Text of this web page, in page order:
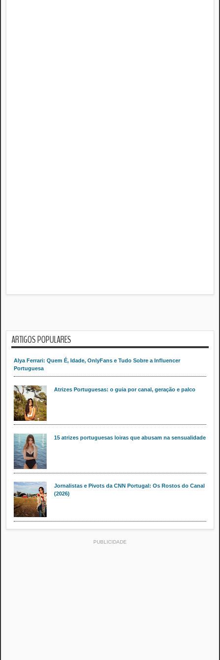
ARTIGOS POPULARES
Alya Ferrari: Quem É, Idade, OnlyFans e Tudo Sobre a Influencer
Portuguesa
Atrizes Portuguesas: o guia por canal, geração e palco
15 atrizes portuguesas loiras que abusam na sensualidade
Jornalistas e Pivots da CNN Portugal: Os Rostos do Canal
(2026)
PUBLICIDADE